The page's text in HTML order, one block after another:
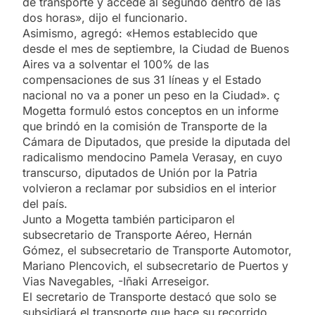
dos horas», dijo el funcionario.
Asimismo, agregó: «Hemos establecido que
desde el mes de septiembre, la Ciudad de Buenos
Aires va a solventar el 100% de las
compensaciones de sus 31 líneas y el Estado
nacional no va a poner un peso en la Ciudad». ç
Mogetta formuló estos conceptos en un informe
que brindó en la comisión de Transporte de la
Cámara de Diputados, que preside la diputada del
radicalismo mendocino Pamela Verasay, en cuyo
transcurso, diputados de Unión por la Patria
volvieron a reclamar por subsidios en el interior
del país.
Junto a Mogetta también participaron el
subsecretario de Transporte Aéreo, Hernán
Gómez, el subsecretario de Transporte Automotor,
Mariano Plencovich, el subsecretario de Puertos y
Vias Navegables, -Iñaki Arreseigor.
El secretario de Transporte destacó que solo se
subsidiará el transporte que hace su recorrido